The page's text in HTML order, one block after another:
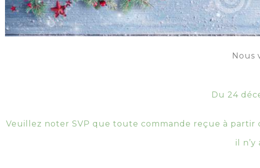
Nous
Du 24
Veuillez noter SVP que toute commande reçue à partir
il